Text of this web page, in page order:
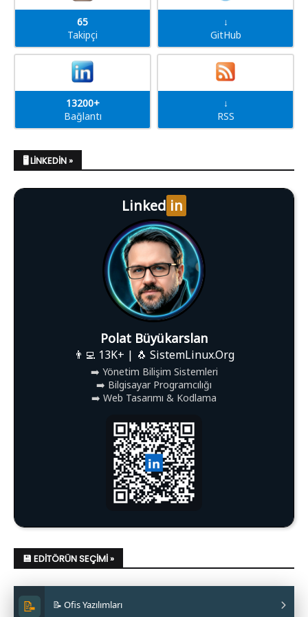
65
Takipçi
↓
GitHub
13200+
Bağlantı
↓
RSS
🖥️ LINKEDIN »
Linked in
Polat Büyükarslan
👨‍💻 13K+ | 🐧 SistemLinux.Org
➡️ Yönetim Bilişim Sistemleri
➡️ Bilgisayar Programcılığı
➡️ Web Tasarımı & Kodlama
💾 EDITÖRÜN SEÇIMI »
📝
📝 Ofis Yazılımları